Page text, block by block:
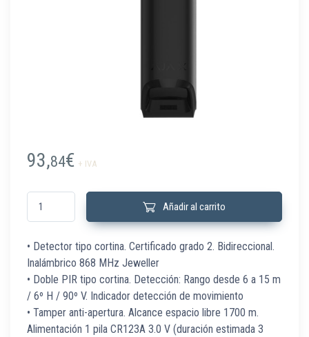
93,84€ + IVA
CURTAINPROTECT-B Detector interior cortina 6/15m AJAX negro
Añadir al carrito
• Detector tipo cortina. Certificado grado 2. Bidireccional.
Inalámbrico 868 MHz Jeweller
• Doble PIR tipo cortina. Detección: Rango desde 6 a 15 m
/ 6º H / 90º V. Indicador detección de movimiento
• Tamper anti-apertura. Alcance espacio libre 1700 m.
Alimentación 1 pila CR123A 3.0 V (duración estimada 3